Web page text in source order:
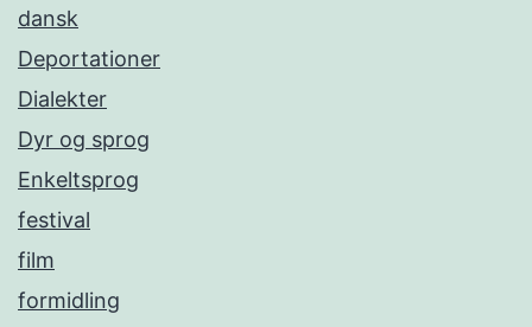
dansk
Deportationer
Dialekter
Dyr og sprog
Enkeltsprog
festival
film
formidling